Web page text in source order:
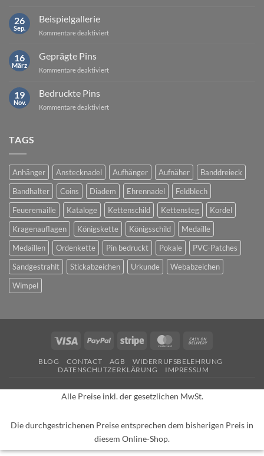
26
Sep.
Beispielgallerie
Kommentare deaktiviertfür
16
März
Geprägte Pins
Kommentare deaktiviertfür
19
Nov.
Bedruckte Pins
Kommentare deaktiviertfür
TAGS
Anhänger Anstecknadel Aufhänger Aufnäher
Banddreieck
Bandhalter
Coins Diadem Ehrennadel
Feldblech
Feueremaille
Kataloge Kettenschild Kettensteg
Kordel
Kragenauflagen
Königskette Königsschild
Medaille
Medaillen
Ordenkette Pin bedruckt Pokale
PVC-Patches
Sandgestrahlt
Stickabzeichen Urkunde
Webabzeichen
Wimpel
Visa PayPal Stripe MasterCard
Delivery
BLOG CONTACT AGB
WIDERRUFSBELEHRUNG
DATENSCHUTZERKLÄRUNG
IMPRESSUM
Alle Preise inkl. der gesetzlichen MwSt.
Die durchgestrichenen Preise entsprechen dem bisherigen Preis in
diesem Online-Shop.